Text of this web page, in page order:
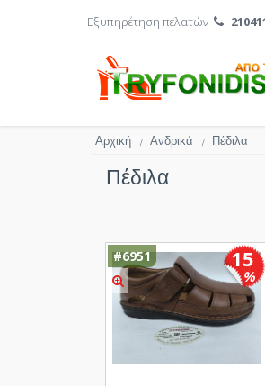
Εξυπηρέτηση πελατών
Αρχική / Ανδρικά / Πέδιλα
Πέδιλα
#6951 15
%